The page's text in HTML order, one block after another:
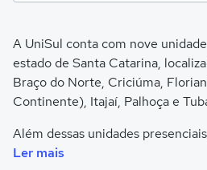
A UniSul conta com nove
estado de Santa Catarina,
Braço do Norte, Criciúma,
Continente), Itajaí, Palhoça e
Além dessas unidades
possui polos voltados à educação
Ler mais